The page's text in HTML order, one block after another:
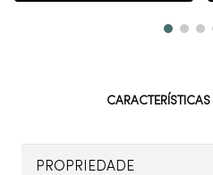
CARACTERÍSTICAS
PROPRIEDADE